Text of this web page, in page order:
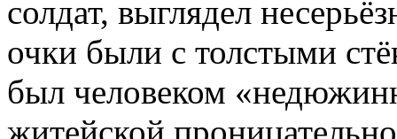
солдат, выглядел
очки были с толстыми
был человеком